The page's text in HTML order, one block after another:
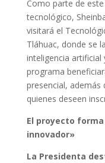
Como parte de
tecnológico,
visitará el
Tláhuac, donde se
inteligencia artificial
programa
presencial, además
quienes deseen
El proyecto
innovador»
La Presidenta